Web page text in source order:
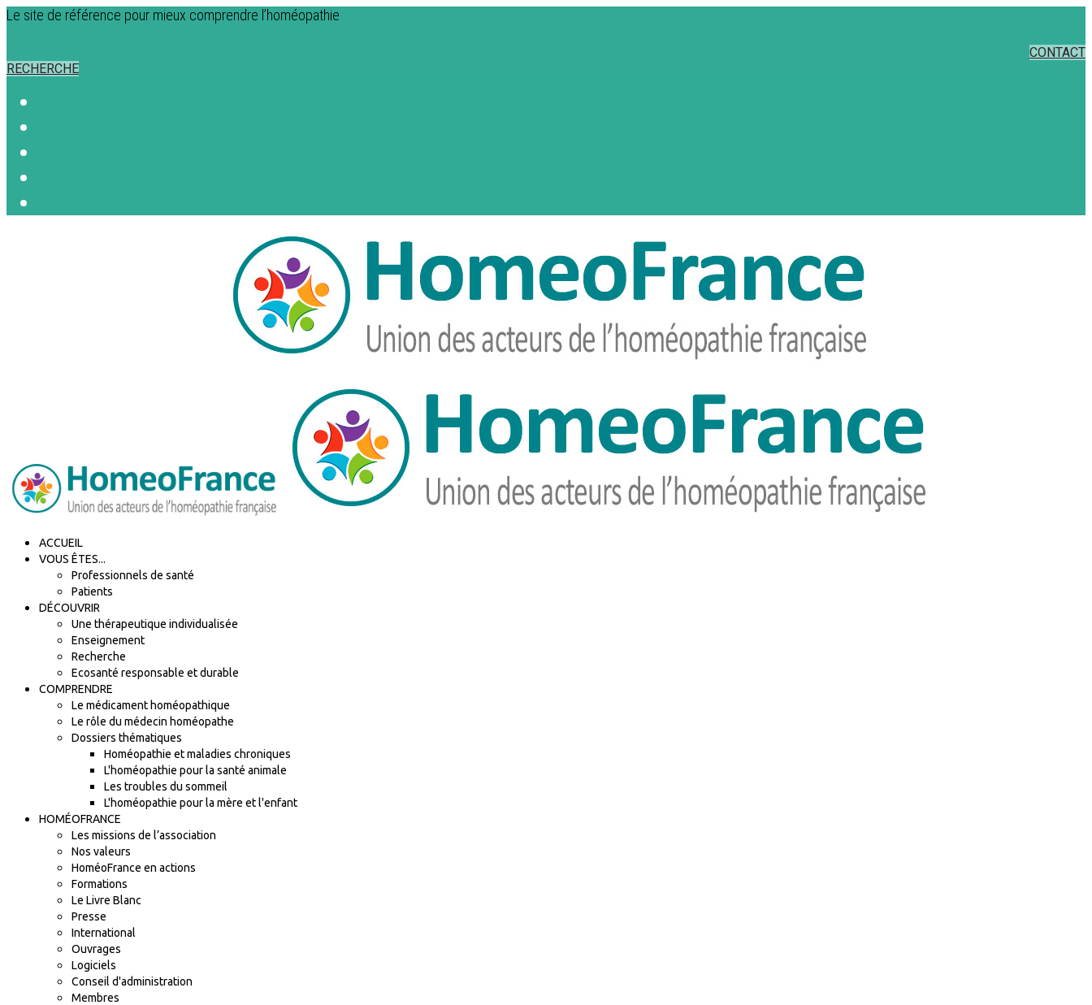
Le site de référence pour mieux comprendre l’homéopathie
CONTACT
RECHERCHE
ACCUEIL
VOUS ÊTES...
Professionnels de santé
Patients
DÉCOUVRIR
Une thérapeutique individualisée
Enseignement
Recherche
Ecosanté responsable et durable
COMPRENDRE
Le médicament homéopathique
Le rôle du médecin homéopathe
Dossiers thématiques
Homéopathie et maladies chroniques
L'homéopathie pour la santé animale
Les troubles du sommeil
L'homéopathie pour la mère et l'enfant
HOMÉOFRANCE
Les missions de l’association
Nos valeurs
HoméoFrance en actions
Formations
Le Livre Blanc
Presse
International
Ouvrages
Logiciels
Conseil d'administration
Membres